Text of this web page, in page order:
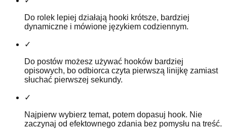
Do rolek lepiej działają hooki krótsze, bardziej
dynamiczne i mówione językiem codziennym.
✓
Do postów możesz używać hooków bardziej
opisowych, bo odbiorca czyta pierwszą linijkę zamiast
słuchać pierwszej sekundy.
✓
Najpierw wybierz temat, potem dopasuj hook. Nie
zaczynaj od efektownego zdania bez pomysłu na treść.